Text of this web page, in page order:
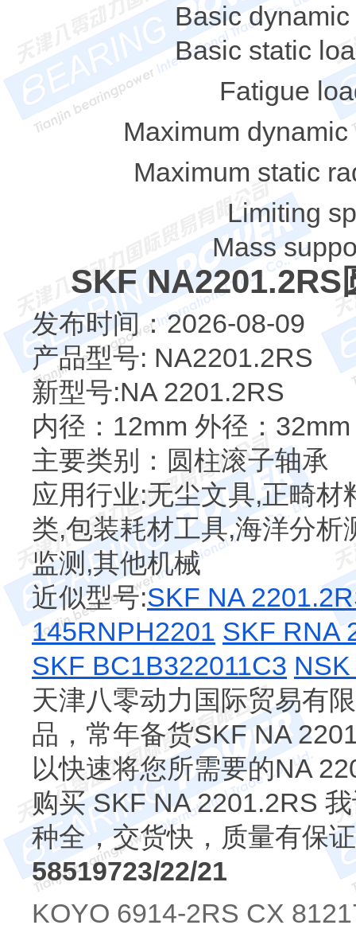
Basic
Basic static
Fatigue
Maximum
Maximum static
Limiting
Mass
SKF NA2201.2RS
发布时间：2026-08-09
产品型号: NA2201.2RS
新型号:NA 2201.2RS
内径：12mm 外径：
主要类别：圆柱滚子轴承
应用行业:无尘文具,正畸
类,包装耗材工具,海洋分
监测,其他机械
近似型号:SKF NA
145RNPH2201 SKF RNA
SKF BC1B322011C3
天津八零动力国际贸易有
品，常年备货SKF NA
以快速将您所需要的NA
购买 SKF NA 2201.2RS
种全，交货快，质量有保
58519723/22/21
KOYO 6914-2RS CX